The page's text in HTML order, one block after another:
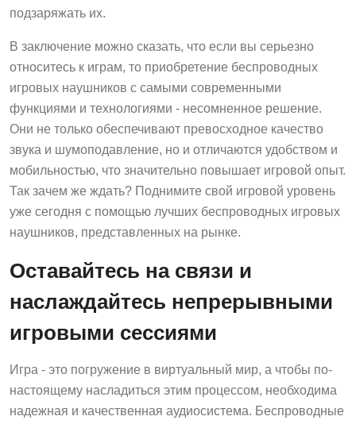
подзаряжать их.
В заключение можно сказать, что если вы серьезно
относитесь к играм, то приобретение беспроводных
игровых наушников с самыми современными
функциями и технологиями - несомненное решение.
Они не только обеспечивают превосходное качество
звука и шумоподавление, но и отличаются удобством и
мобильностью, что значительно повышает игровой опыт.
Так зачем же ждать? Поднимите свой игровой уровень
уже сегодня с помощью лучших беспроводных игровых
наушников, представленных на рынке.
Оставайтесь на связи и
наслаждайтесь непрерывными
игровыми сессиями
Игра - это погружение в виртуальный мир, а чтобы по-
настоящему насладиться этим процессом, необходима
надежная и качественная аудиосистема. Беспроводные